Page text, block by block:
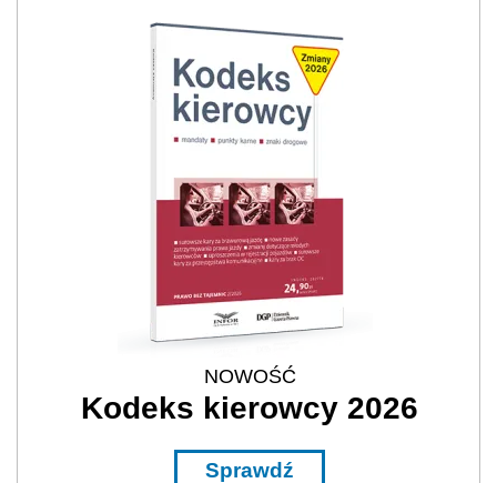
NOWOŚĆ
Kodeks kierowcy 2026
Sprawdź